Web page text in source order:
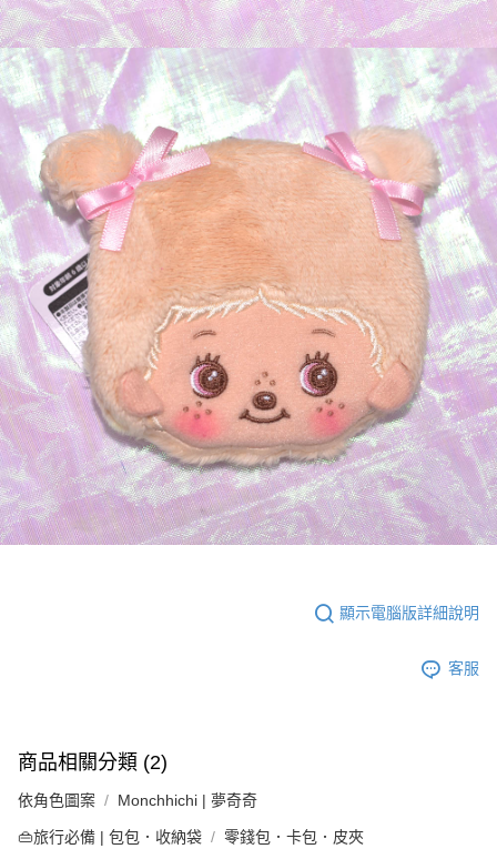
顯示電腦版詳細說明
客服
商品相關分類 (2)
依角色圖案 Monchhichi | 夢奇奇
👜旅行必備 | 包包．收納袋 零錢包．卡包．皮夾